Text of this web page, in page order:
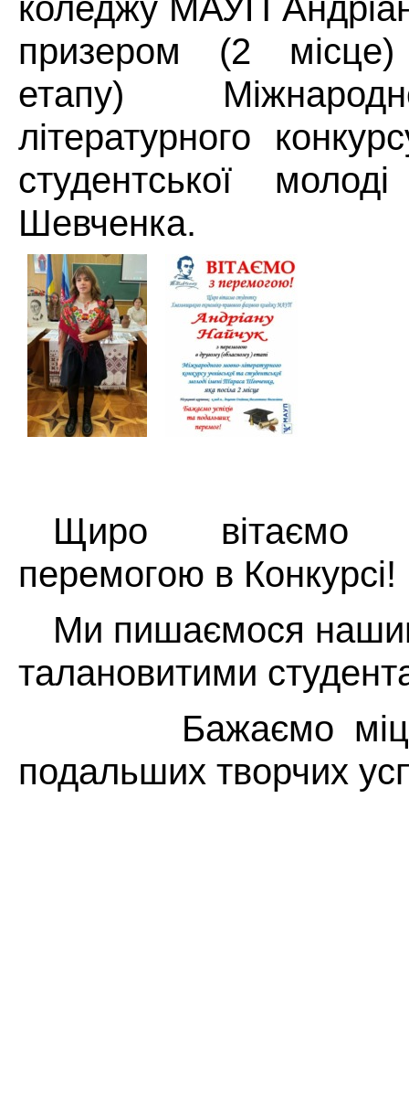
призером (2
етапу)
літературного
студентської
Шевченка.
Щиро вітаємо
перемогою в Конкурсі!
Ми пишаємося
талановитими
Бажаємо
подальших творчих